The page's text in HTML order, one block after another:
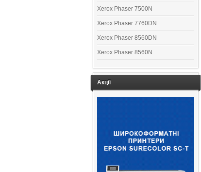
Xerox Phaser 7500N
Xerox Phaser 7760DN
Xerox Phaser 8560DN
Xerox Phaser 8560N
Акції